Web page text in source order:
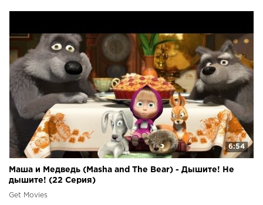
6:54
Маша и Медведь (Masha and The Bear) - Дышите! Не
дышите! (22 Серия)
Get Movies